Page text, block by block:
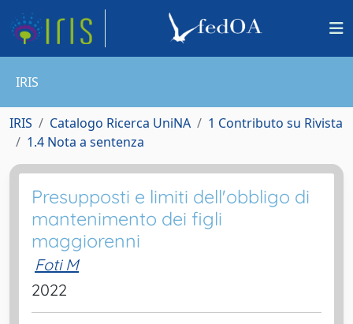
IRIS
IRIS Catalogo Ricerca UniNA
1 Contributo su Rivista
1.4 Nota a sentenza
Presupposti e limiti dell'obbligo di
mantenimento dei figli
maggiorenni
Foti M
2022